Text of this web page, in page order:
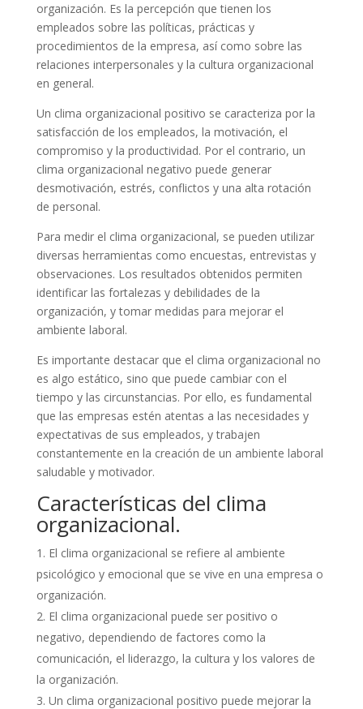
organización. Es la percepción que tienen los
empleados sobre las políticas, prácticas y
procedimientos de la empresa, así como sobre las
relaciones interpersonales y la cultura organizacional
en general.
Un clima organizacional positivo se caracteriza por la
satisfacción de los empleados, la motivación, el
compromiso y la productividad. Por el contrario, un
clima organizacional negativo puede generar
desmotivación, estrés, conflictos y una alta rotación
de personal.
Para medir el clima organizacional, se pueden utilizar
diversas herramientas como encuestas, entrevistas y
observaciones. Los resultados obtenidos permiten
identificar las fortalezas y debilidades de la
organización, y tomar medidas para mejorar el
ambiente laboral.
Es importante destacar que el clima organizacional no
es algo estático, sino que puede cambiar con el
tiempo y las circunstancias. Por ello, es fundamental
que las empresas estén atentas a las necesidades y
expectativas de sus empleados, y trabajen
constantemente en la creación de un ambiente laboral
saludable y motivador.
Características del clima
organizacional.
El clima organizacional se refiere al ambiente
psicológico y emocional que se vive en una empresa o
organización.
El clima organizacional puede ser positivo o
negativo, dependiendo de factores como la
comunicación, el liderazgo, la cultura y los valores de
la organización.
Un clima organizacional positivo puede mejorar la